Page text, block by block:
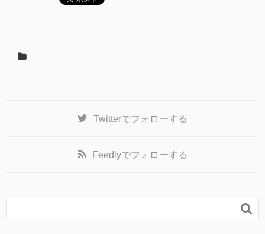
Twitterでフォローする
Feedlyでフォローする
